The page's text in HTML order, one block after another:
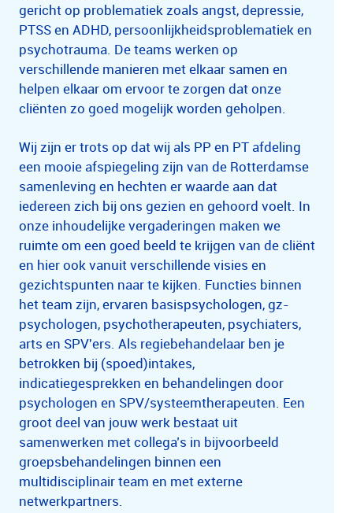
gericht op problematiek zoals angst, depressie,
PTSS en ADHD, persoonlijkheidsproblematiek en
psychotrauma. De teams werken op
verschillende manieren met elkaar samen en
helpen elkaar om ervoor te zorgen dat onze
cliënten zo goed mogelijk worden geholpen.
Wij zijn er trots op dat wij als PP en PT afdeling
een mooie afspiegeling zijn van de Rotterdamse
samenleving en hechten er waarde aan dat
iedereen zich bij ons gezien en gehoord voelt. In
onze inhoudelijke vergaderingen maken we
ruimte om een goed beeld te krijgen van de cliënt
en hier ook vanuit verschillende visies en
gezichtspunten naar te kijken. Functies binnen
het team zijn, ervaren basispsychologen, gz-
psychologen, psychotherapeuten, psychiaters,
arts en SPV'ers. Als regiebehandelaar ben je
betrokken bij (spoed)intakes,
indicatiegesprekken en behandelingen door
psychologen en SPV/systeemtherapeuten. Een
groot deel van jouw werk bestaat uit
samenwerken met collega’s in bijvoorbeeld
groepsbehandelingen binnen een
multidisciplinair team en met externe
netwerkpartners.